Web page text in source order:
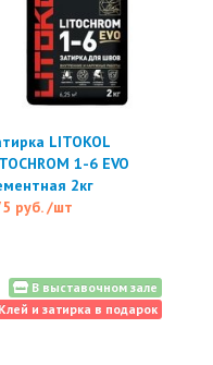
LITOKOL
1-6 EVO
2кг
руб./шт
В выставочном зале
и затирка в подарок